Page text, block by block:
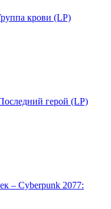
крови (LP)
герой (LP)
– Cyberpunk 2077: